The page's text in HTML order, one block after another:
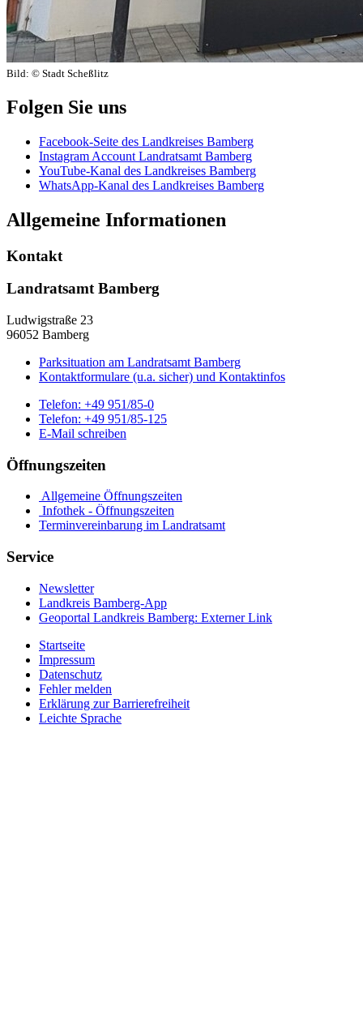
Bild: © Stadt Scheßlitz
Folgen Sie uns
Facebook-Seite des Landkreises Bamberg
Instagram Account Landratsamt Bamberg
YouTube-Kanal des Landkreises Bamberg
WhatsApp-Kanal des Landkreises Bamberg
Allgemeine Informationen
Kontakt
Landratsamt Bamberg
Ludwigstraße 23
96052 Bamberg
Parksituation am Landratsamt Bamberg
Kontaktformulare (u.a. sicher) und Kontaktinfos
Telefon: +49 951/85-0
Telefon: +49 951/85-125
E-Mail schreiben
Öffnungszeiten
Allgemeine Öffnungszeiten
Infothek - Öffnungszeiten
Terminvereinbarung im Landratsamt
Service
Newsletter
Landkreis Bamberg-App
Geoportal Landkreis Bamberg: Externer Link
Startseite
Impressum
Datenschutz
Fehler melden
Erklärung zur Barrierefreiheit
Leichte Sprache